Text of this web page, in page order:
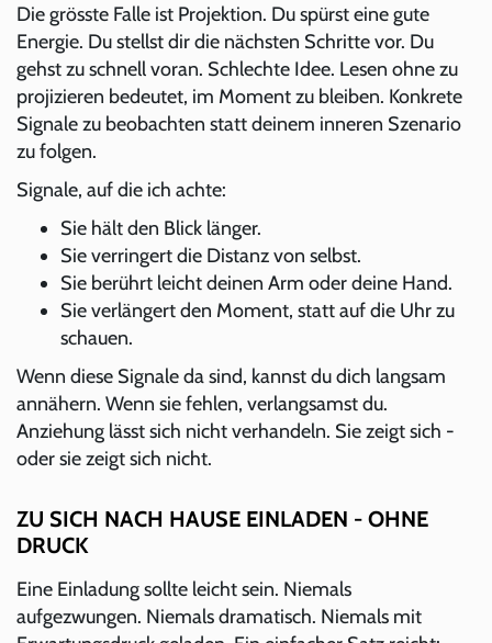
Die grösste Falle ist Projektion. Du spürst eine gute
Energie. Du stellst dir die nächsten Schritte vor. Du
gehst zu schnell voran. Schlechte Idee. Lesen ohne zu
projizieren bedeutet, im Moment zu bleiben. Konkrete
Signale zu beobachten statt deinem inneren Szenario
zu folgen.
Signale, auf die ich achte:
Sie hält den Blick länger.
Sie verringert die Distanz von selbst.
Sie berührt leicht deinen Arm oder deine Hand.
Sie verlängert den Moment, statt auf die Uhr zu
schauen.
Wenn diese Signale da sind, kannst du dich langsam
annähern. Wenn sie fehlen, verlangsamst du.
Anziehung lässt sich nicht verhandeln. Sie zeigt sich -
oder sie zeigt sich nicht.
ZU SICH NACH HAUSE EINLADEN - OHNE
DRUCK
Eine Einladung sollte leicht sein. Niemals
aufgezwungen. Niemals dramatisch. Niemals mit